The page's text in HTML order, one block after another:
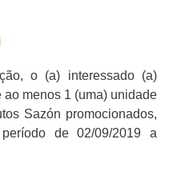
o (a) interessado (a)
menos 1 (uma) unidade
Sazón promocionados,
de 02/09/2019 a